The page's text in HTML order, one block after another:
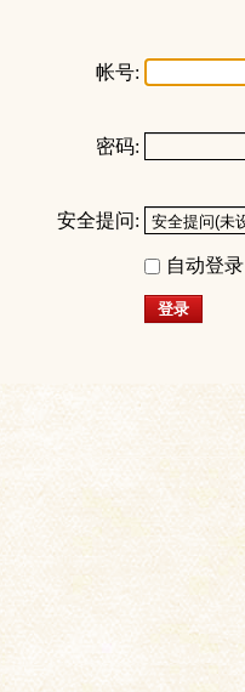
帐号:
密码:
安全提问:
自动登录
登录